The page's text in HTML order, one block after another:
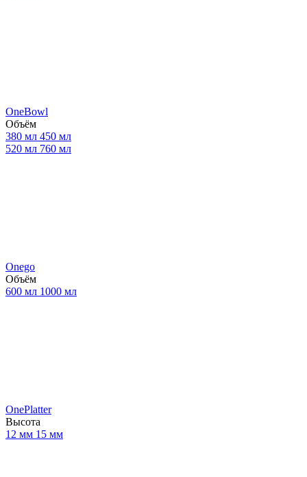
OneBowl
Объём
380 мл 450 мл
520 мл 760 мл
Onego
Объём
600 мл 1000 мл
OnePlatter
Высота
12 мм 15 мм